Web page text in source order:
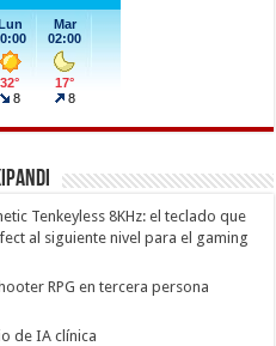
Tenkeyless 8KHz: el teclado que
al siguiente nivel para el gaming
RPG en tercera persona
de IA clínica